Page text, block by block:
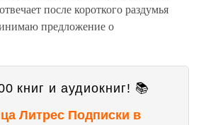
после короткого раздумья
предложение о
книг и аудиокниг! 📚
Литрес Подписки в